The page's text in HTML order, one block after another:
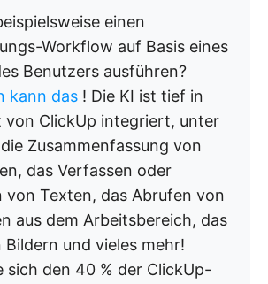
einen
Workflow auf Basis eines
Benutzers ausführen?
kann das ! Die KI ist tief in
von ClickUp integriert, unter
Zusammenfassung von
das Verfassen oder
von Texten, das Abrufen von
aus dem Arbeitsbereich, das
Bildern und vieles mehr!
sich den 40 % der ClickUp-